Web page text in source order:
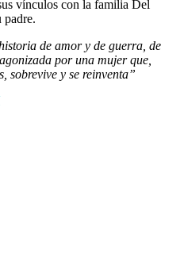
vínculos con la familia Del
padre.
de amor y de guerra, de
por una mujer que,
sobrevive y se reinventa”